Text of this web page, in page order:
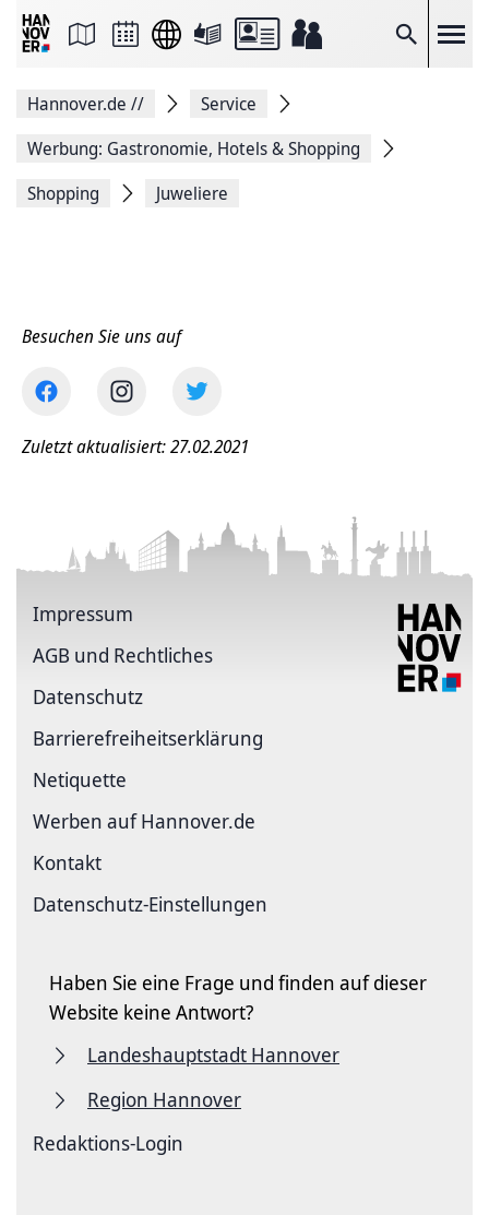
Suche
Seite
Facebook
teilen
Seitenlink
Hannover.de //
Service
Werbung: Gastronomie, Hotels & Shopping
Shopping
Juweliere
Besuchen Sie uns auf
Zuletzt aktualisiert: 27.02.2021
Impressum
AGB und Rechtliches
Datenschutz
Barriere­freiheits­erklärung
Netiquette
Werben auf Hannover.de
Kontakt
Datenschutz-Einstellungen
Haben Sie eine Frage und finden auf dieser
Website keine Antwort?
Landeshauptstadt Hannover
Region Hannover
Redaktions-Login